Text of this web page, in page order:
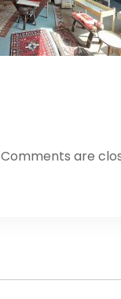
Comments are